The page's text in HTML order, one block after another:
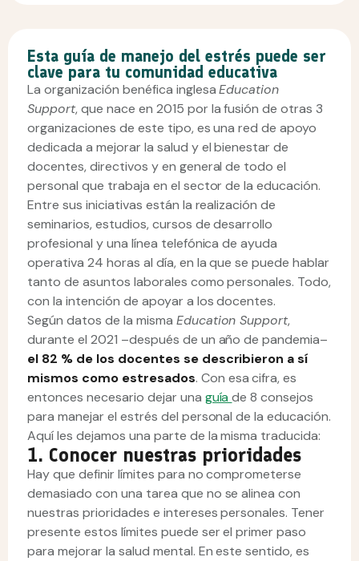
Esta guía de manejo del estrés puede ser
clave para tu comunidad educativa
La organización benéfica inglesaEducation
Support, que nace en 2015 por la fusión de otras 3
organizaciones de este tipo, es una red de apoyo
dedicada a mejorar la salud y el bienestar de
docentes, directivos y en general de todo el
personal que trabaja en el sector de la educación.
Entre sus iniciativas están la realización de
seminarios, estudios, cursos de desarrollo
profesional y una línea telefónica de ayuda
operativa 24 horas al día, en la que se puede hablar
tanto de asuntos laborales como personales. Todo,
con la intención de apoyar a los docentes.
Según datos de la misma Education Support,
durante el 2021 –después de un año de pandemia–
el 82 % de los docentes se describieron a sí
mismos como estresados. Con esa cifra, es
entonces necesario dejar una guíade 8 consejos
para manejar el estrés del personal de la educación.
Aquí les dejamos una parte de la misma traducida:
1. Conocer nuestras prioridades
Hay que definir límites para no comprometerse
demasiado con una tarea que no se alinea con
nuestras prioridades e intereses personales. Tener
presente estos límites puede ser el primer paso
para mejorar la salud mental. En este sentido, es